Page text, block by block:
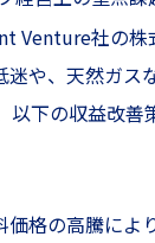
社の株
や、天然ガス
下の収益改善
格の高騰によ